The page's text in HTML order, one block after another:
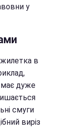
у
жилетка в
дуже
смуги
виріз